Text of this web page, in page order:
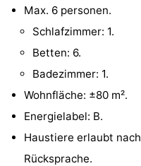
Golfplatze
-
Sportangeln
Essen
trinken
Praktisch
Max. 6 personen.
Schlafzimmer: 1.
Betten: 6.
Badezimmer: 1.
Wohnfläche: ±80 m².
Energielabel: B.
Haustiere erlaubt nach
Rücksprache.